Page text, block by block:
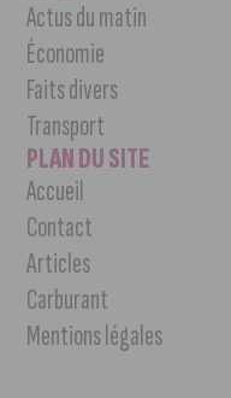
Actus du matin
Économie
Faits divers
Transport
PLAN DU SITE
Accueil
Contact
Articles
Carburant
Mentions légales